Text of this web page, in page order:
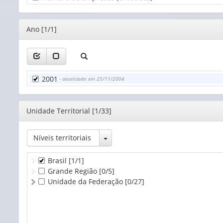
Editor
Ano [1/1]
2001 - atualizado em 25/11/2004
Editor
Unidade Territorial [1/33]
Níveis territoriais Toggle Dropdown
Brasil [1/1]
Grande Região [0/5]
Unidade da Federação [0/27]